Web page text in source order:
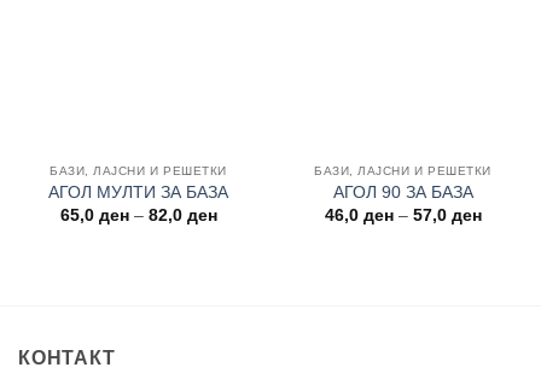
БАЗИ, ЛАЈСНИ И РЕШЕТКИ
АГОЛ МУЛТИ ЗА БАЗА
65,0 ден – 82,0 денPrice
БАЗИ, ЛАЈСНИ И РЕШЕТКИ
АГОЛ 90 ЗА БАЗА
46,0 ден – 57,0 денPrice
КОНТАКТ